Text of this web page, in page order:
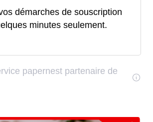
démarches de souscription
minutes seulement.